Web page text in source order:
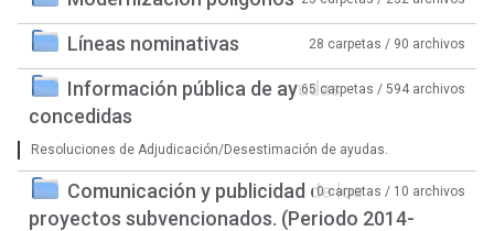
Líneas nominativas 28 carpetas / 90 archivos
Información pública de ayudas
concedidas
65 carpetas / 594 archivos
Resoluciones de Adjudicación/Desestimación de ayudas.
Comunicación y publicidad de los
proyectos subvencionados. (Periodo 2014-
0 carpetas / 10 archivos